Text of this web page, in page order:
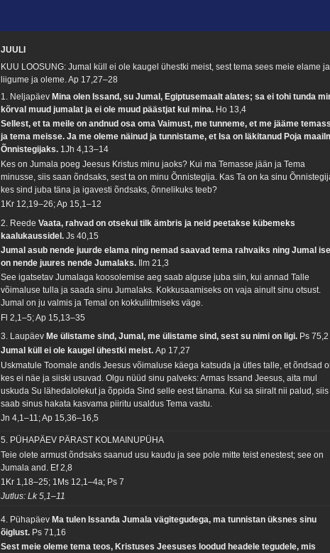
JUULI
KUU LOOSUNG: Jumal küll ei ole kaugel ühestki meist, sest tema sees meie elame ja
liigume ja oleme.Ap 17,27–28
1. Neljapäev Mina olen Issand, su Jumal, Egiptusemaalt alates; sa ei tohi tunda
kõrval muud jumalat ja ei ole muud päästjat kui mina. Ho 13,4
Sellest, et ta meile on andnud osa oma Vaimust, me tunneme, et me jääme
ja tema meisse. Ja me oleme näinud ja tunnistame, et Isa on läkitanud Poja
Õnnistegijaks. 1Jh 4,13–14
Kes on Jumala poeg Jeesus Kristus minu jaoks? Kui ma Temasse jään ja Tema
minusse, siis saan õndsaks, sest ta on minu Õnnistegija. Kas Ta on ka sinu
kes sind juba täna ja igavesti õndsaks, õnnelikuks teeb?
1Kr 12,19–26; Ap 15,1–12
2. ReedeVaata, rahvad on otsekui tilk ämbris ja neid peetakse kübemeks
kaalukaussidel.Js 40,15
Jumal asub nende juurde elama ning nemad saavad tema rahvaiks ning Jumal ise
on nende juures nende Jumalaks.
Ilm 21,3
See igatsetav Jumalaga koosolemise aeg saab alguse juba siin, kui annad Talle
võimaluse tulla ja saada sinu Jumalaks. Kokkusaamiseks on vaja ainult sinu otsust.
Jumal on ju valmis ja Temal on kokkuliitmiseks väge.
Fl 2,1–5; Ap 15,13–35
3. Laupäev Me ülistame sind, Jumal, me ülistame sind, sest su nimi on ligi. Ps 75,2
Jumal küll ei ole kaugel ühestki meist.Ap 17,27
Uskmatule Toomale andis Jeesus võimaluse käega katsuda ja ütles talle, et õndsad
kes ei näe ja siiski usuvad. Olgu nüüd sinu palveks: Armas Issand Jeesus, aita mul
uskuda Su lähedalolekut ja õppida Sind selle eest tänama. Kui sa siiralt nii palud, siis
saab sinus hakata kasvama piiritu usaldus Tema vastu.
Jn 4,1–11; Ap 15,36–16,5
5. PÜHAPÄEV PÄRAST KOLMAINUPÜHA
Teie olete armust õndsaks saanud usu kaudu ja see pole mitte teist enestest; see on
Jumala and. Ef 2,8
1Kr 1,18–25; 1Ms 12,1–4a; Ps 7
Jutlus: Lk 5,1–11
4. PühapäevMa tulen Issanda Jumala vägitegudega, ma tunnistan üksnes sinu
õiglust. Ps 71,16
Sest meie oleme tema teos, Kristuses Jeesuses loodud headele tegudele, mis